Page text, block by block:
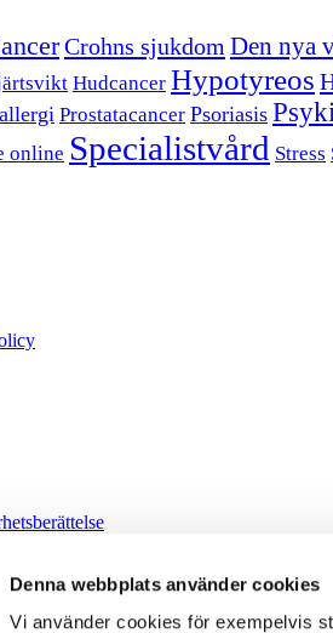
Denna webbplats använder cookies
Vi använder cookies för exempelvis
Crohns sjukdom Den nya
Hudcancer Hypotyreos
Prostatacancer Psoriasis
online Specialistvård Stress